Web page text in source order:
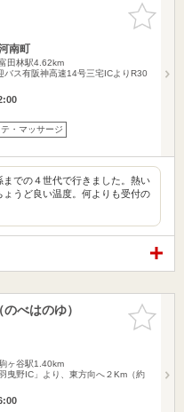
お気に入
りに追加
南町
田林駅4.62km
バス有阪神高速14号三宅ICよりR30
・マッサージ
での４世代で行きました。熱い
うど良い温度。何よりも受付の
お気に入
りに追加
べはのゆ）
ヶ谷駅1.40km
曳野IC」より、東方向へ２Km（約